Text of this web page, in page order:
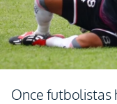
Once futbolistas